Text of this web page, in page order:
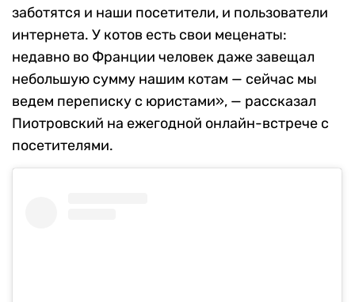
заботятся и наши посетители, и пользователи
интернета. У котов есть свои меценаты:
недавно во Франции человек даже завещал
небольшую сумму нашим котам — сейчас мы
ведем переписку с юристами», — рассказал
Пиотровский на ежегодной онлайн-встрече с
посетителями.